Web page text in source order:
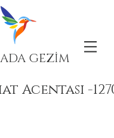
GEZİM
Acentası -